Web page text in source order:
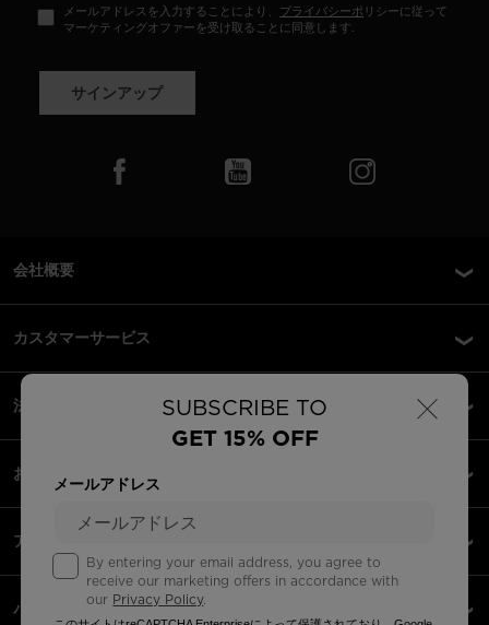
×
SUBSCRIBE TO
GET 15% OFF
メールアドレス
By entering your email address, you agree to
receive our marketing offers in accordance with
our Privacy Policy.
メールアドレスを入力することにより、 プライバシーポ リシーに従って
マーケティングオファーを受け取ることに同意します.
サインアップ
会社概要
カスタマーサービス
法的事項
お支払い方法
アプリ
パートナー